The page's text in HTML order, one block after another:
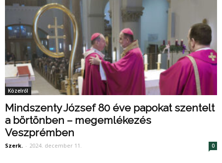
Közelről
Mindszenty József 80 éve papokat szentelt
a börtönben – megemlékezés
Veszprémben
Szerk. - 2024. december 11. 0